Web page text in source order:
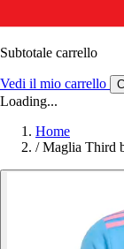
Subtotale carrello
Vedi il mio carrello
Loading...
Home
/ Maglia Third